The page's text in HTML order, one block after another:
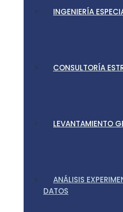
INGENIERÍA
CONSULTORÍA
LEVANTAMIENTO
ANÁLISIS
DATOS